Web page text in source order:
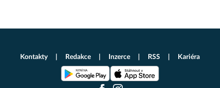
Kontakty Redakce Inzerce RSS Kariéra